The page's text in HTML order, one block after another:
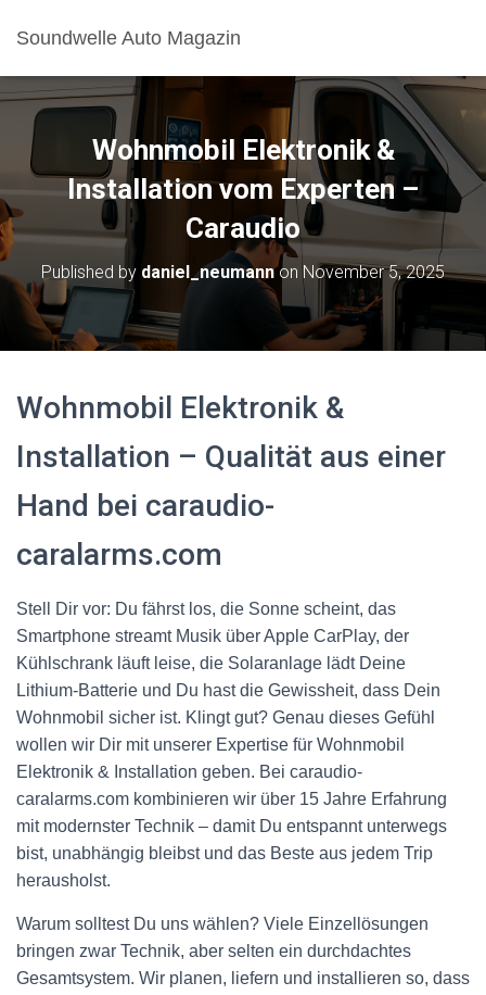
Soundwelle Auto Magazin
Wohnmobil Elektronik &
Installation vom Experten –
Caraudio
Published by daniel_neumannon November 5, 2025
Wohnmobil Elektronik &
Installation – Qualität aus einer
Hand bei caraudio-
caralarms.com
Stell Dir vor: Du fährst los, die Sonne scheint, das
Smartphone streamt Musik über Apple CarPlay, der
Kühlschrank läuft leise, die Solaranlage lädt Deine
Lithium-Batterie und Du hast die Gewissheit, dass Dein
Wohnmobil sicher ist. Klingt gut? Genau dieses Gefühl
wollen wir Dir mit unserer Expertise für Wohnmobil
Elektronik & Installation geben. Bei caraudio-
caralarms.com kombinieren wir über 15 Jahre Erfahrung
mit modernster Technik – damit Du entspannt unterwegs
bist, unabhängig bleibst und das Beste aus jedem Trip
herausholst.
Warum solltest Du uns wählen? Viele Einzellösungen
bringen zwar Technik, aber selten ein durchdachtes
Gesamtsystem. Wir planen, liefern und installieren so, dass